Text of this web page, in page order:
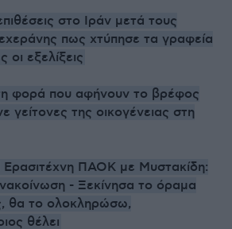
στο Ιράν μετά τους
πως χτύπησε τα γραφεία
εξελίξεις
φορά που αφήνουν το βρέφος
γείτονες της οικογένειας στη
Ερασιτέχνη ΠΑΟΚ με Μυστακίδη:
- Ξεκίνησα το όραμα
θα το ολοκληρώσω,
θέλει